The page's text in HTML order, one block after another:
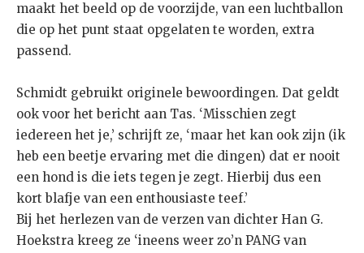
maakt het beeld op de voorzijde, van een luchtballon
die op het punt staat opgelaten te worden, extra
passend.
Schmidt gebruikt originele bewoordingen. Dat geldt
ook voor het bericht aan Tas. ‘Misschien zegt
iedereen het je,’ schrijft ze, ‘maar het kan ook zijn (ik
heb een beetje ervaring met die dingen) dat er nooit
een hond is die iets tegen je zegt. Hierbij dus een
kort blafje van een enthousiaste teef.’
Bij het herlezen van de verzen van dichter Han G.
Hoekstra kreeg ze ‘ineens weer zo’n PANG van